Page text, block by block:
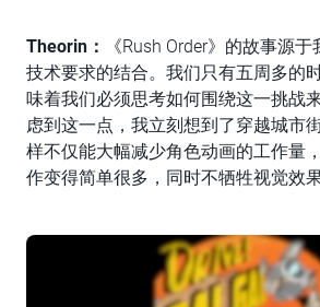
Theorin：
《Rush Order》的故事源
技术要求的结合。我们只有五周多的
味着我们必须思考如何围绕这一挑战
虑到这一点，我立刻想到了穿越城市
样不仅能大幅减少角色动画的工作量
作变得简单很多，同时不牺牲视觉效